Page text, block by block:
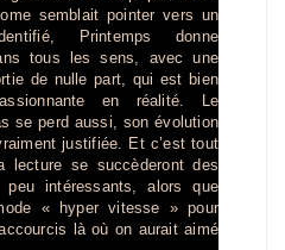
semblait pointer vers un
Printemps donne
tous les sens, avec une
de nulle part, qui est bien
en réalité. Le
se perd aussi, son évolution
justifiée. Et c’est tout
lecture se succèderont des
intéressants, alors que
« hyper vitesse » pour
là où on aurait aimé